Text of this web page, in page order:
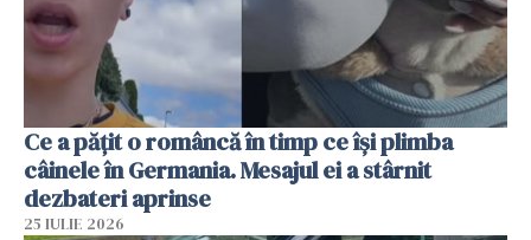
Ce a pățit o româncă în timp ce își plimba
câinele în Germania. Mesajul ei a stârnit
dezbateri aprinse
25 IULIE 2026